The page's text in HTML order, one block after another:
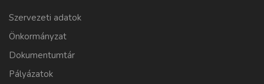
Szervezeti adatok
Önkormányzat
Dokumentumtár
Pályázatok